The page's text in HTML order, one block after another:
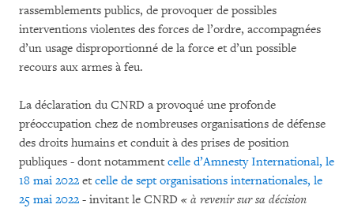
rassemblements publics, de provoquer de possibles
interventions violentes des forces de l’ordre, accompagnées
d’un usage disproportionné de la force et d’un possible
recours aux armes à feu.
La déclaration du CNRD a provoqué une profonde
préoccupation chez de nombreuses organisations de défense
des droits humains et conduit à des prises de position
publiques - dont notamment celle d’Amnesty International, le
18 mai 2022 et celle de sept organisations internationales, le
25 mai 2022 - invitant le CNRD « à revenir sur sa décision